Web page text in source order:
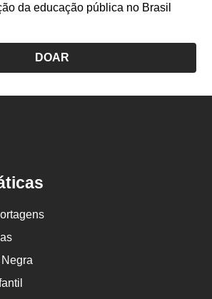
da educação pública no Brasil
DOAR